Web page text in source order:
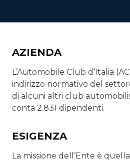
AZIENDA
L’Automobile Club d’Italia
indirizzo normativo del
di alcuni altri club
conta 2.831 dipendenti.
ESIGENZA
La missione dell’Ente è